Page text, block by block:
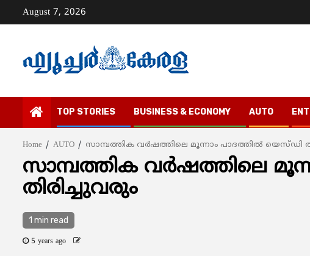
August 7, 2026
TOP STORIES BUSINESS & ECONOMY AUTO
Home AUTO സാമ്പത്തിക വര്‍ഷത്തിലെ മൂന്നാം പാദത്തില്‍ യെസ്ഡി
സാമ്പത്തിക വര്‍ഷത്തിലെ
തിരിച്ചുവരും
1 min read
5 years ago